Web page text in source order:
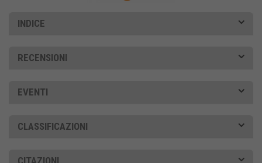
INDICE
RECENSIONI
EVENTI
CLASSIFICAZIONI